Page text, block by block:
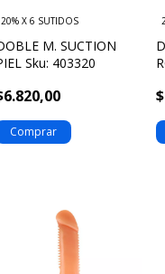
M. SUCTION
Sku: 403320
20% X 6 SUTIDOS